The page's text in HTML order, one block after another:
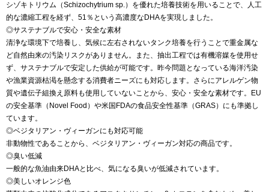
シゾキトリウム（Schizochytrium sp.）を優れた培養技術を用いることで、人工
的な濃縮工程を経ず、51％という高濃度なDHAを実現しました。
◎サステナブルで安心・安全な素材
清浄な環境下で培養し、気候に左右されないタンク培養を行うことで重金属な
ど自然由来の汚染リスクがありません。また、抽出工程では有機溶媒を使用せ
ず、サステナブルで安定した供給が可能です。昨今問題となっている海洋汚染
や漁業資源枯渇を懸念する消費者ニーズにも対応します。さらにアレルゲン物
質や遺伝子組換え原料も使用していないことから、安心・安全な素材です。EU
の安全基準（Novel Food）や米国FDAの食品安全性基準（GRAS）にも準拠し
ています。
◎ベジタリアン・ヴィーガンにも対応可能
非動物性であることから、ベジタリアン・ヴィーガン対応の商品です。
◎臭い低減
一般的な魚油由来DHAと比べ、気になる臭いが低減されています。
◎美しいオレンジ色